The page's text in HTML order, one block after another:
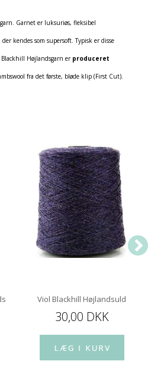
Garnet er luksuriøs, fleksibel
kendes som supersoft. Typisk er disse
Blackhill Højlandsgarn er produceret
fra det første, bløde klip (First Cut).
Viol Blackhill Højlandsuld
30,00 DKK